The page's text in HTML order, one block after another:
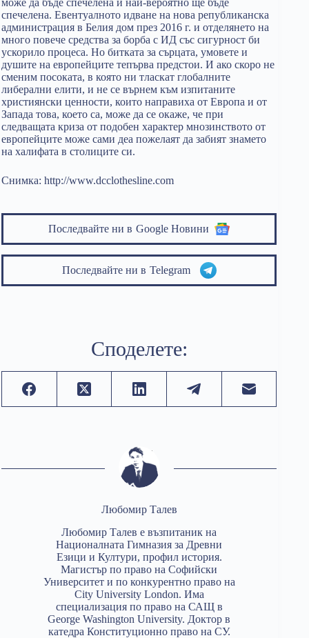
може да бъде спечелена и най-вероятно ще бъде
спечелена. Евентуалното идване на нова републиканска
администрация в Белия дом през 2016 г. и отделянето на
много повече средства за борба с ИД със сигурност би
ускорило процеса. Но битката за сърцата, умовете и
душите на европейците тепърва предстои. И ако скоро не
сменим посоката, в която ни тласкат глобалните
либерални елити, и не се върнем към изпитаните
християнски ценности, които направиха от Европа и от
Запада това, което са, може да се окаже, че при
следващата криза от подобен характер мнозинството от
европейците може сами деа пожелаят да забият знамето
на халифата в столиците си.
Снимка: http://www.dcclothesline.com
Последвайте ни в Google Новини
Последвайте ни в Telegram
Споделете:
Любомир Талев
Любомир Талев е възпитаник на
Националната Гимназия за Древни
Езици и Култури, профил история.
Магистър по право на Софийски
Университет и по конкурентно право на
City University London. Има
специализация по право на САЩ в
George Washington University. Доктор в
катедра Конституционно право на СУ.